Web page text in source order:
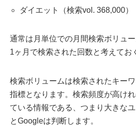
ダイエット（検索vol. 368,000）
通常は月単位での月間検索ボリュ
1ヶ月で検索された回数と考えてお
検索ボリュームは検索されたキー
指標となります。検索頻度が高け
ている情報である、つまり大きな
とGoogleは判断します。